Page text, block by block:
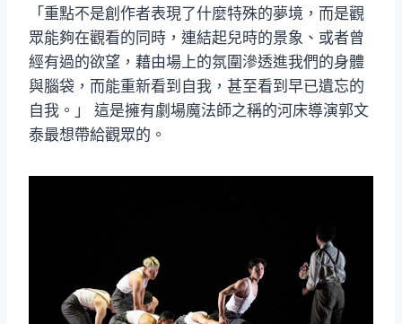
「重點不是創作者表現了什麼特殊的夢境，而是觀
眾能夠在觀看的同時，連結起兒時的景象、或者曾
經有過的欲望，藉由場上的氛圍滲透進我們的身體
與腦袋，而能重新看到自我，甚至看到早已遺忘的
自我。」 這是擁有劇場魔法師之稱的河床導演郭文
泰最想帶給觀眾的。